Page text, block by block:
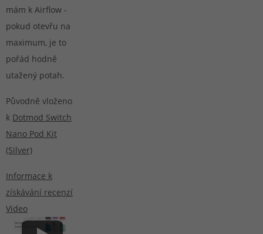
mám k Airflow -
pokud otevřu na
maximum, je to
pořád hodně
utažený potah.
Původně vloženo
k Dotmod Switch
Nano Pod Kit
(Silver)
Informace k
získávání recenzí
Video